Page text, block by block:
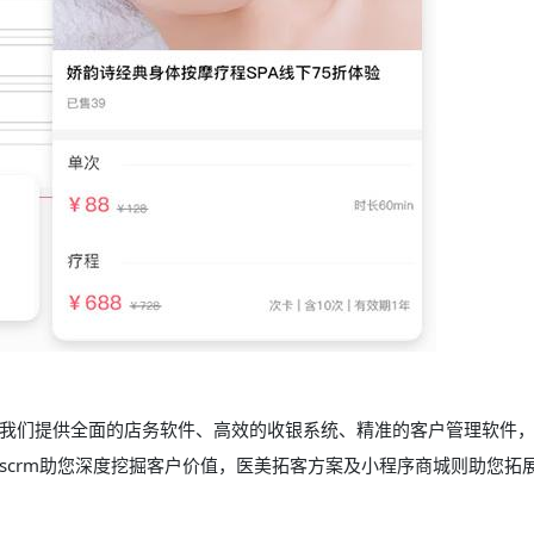
们提供全面的店务软件、高效的收银系统、精准的客户管理软件
助您深度挖掘客户价值，医美拓客方案及小程序商城则助您拓